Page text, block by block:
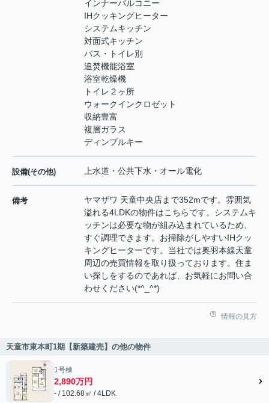
インナーバルコニー
IHクッキングヒーター
システムキッチン
対面式キッチン
バス・トイレ別
追焚機能浴室
浴室乾燥機
トイレ２ヶ所
ウォークインクロゼット
収納豊富
複層ガラス
ディンプルキー
設備(その他) 上水道・公共下水・オール電化
備考
ヤマザワ 天童中央店まで352mです。雰囲気
溢れる4LDKの物件はこちらです。システムキ
ッチンは必要な物が組み込まれているため、
すぐ調理できます。お掃除がしやすいIHクッ
キングヒーターです。当社では奥羽本線天童
周辺の売買情報を取り扱っております。住ま
い探しをするのであれば、お気軽にお問い合
わせください(*^_^*)
情報の見方
天童市東本町1期【新築建売】の他の物件
1号棟
2,890万円
- / 102.68㎡ / 4LDK